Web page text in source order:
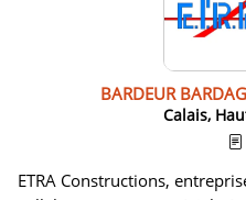
BARDEUR
Calais,
ETRA Constructions,